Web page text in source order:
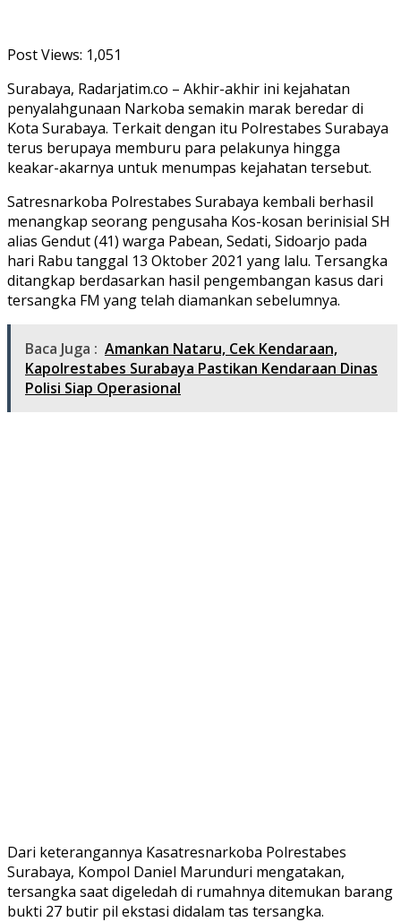
Post Views: 1,051
Surabaya, Radarjatim.co – Akhir-akhir ini kejahatan
penyalahgunaan Narkoba semakin marak beredar di
Kota Surabaya. Terkait dengan itu Polrestabes Surabaya
terus berupaya memburu para pelakunya hingga
keakar-akarnya untuk menumpas kejahatan tersebut.
Satresnarkoba Polrestabes Surabaya kembali berhasil
menangkap seorang pengusaha Kos-kosan berinisial SH
alias Gendut (41) warga Pabean, Sedati, Sidoarjo pada
hari Rabu tanggal 13 Oktober 2021 yang lalu. Tersangka
ditangkap berdasarkan hasil pengembangan kasus dari
tersangka FM yang telah diamankan sebelumnya.
Baca Juga : Amankan Nataru, Cek Kendaraan,
Kapolrestabes Surabaya Pastikan Kendaraan Dinas
Polisi Siap Operasional
Dari keterangannya Kasatresnarkoba Polrestabes
Surabaya, Kompol Daniel Marunduri mengatakan,
tersangka saat digeledah di rumahnya ditemukan barang
bukti 27 butir pil ekstasi didalam tas tersangka.